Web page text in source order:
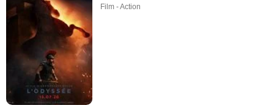
Film - Action